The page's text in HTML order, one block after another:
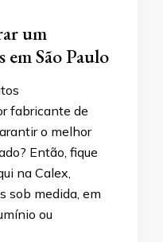
um
em São Paulo
fabricante de
o melhor
Então, fique
na Calex,
sob medida, em
ou